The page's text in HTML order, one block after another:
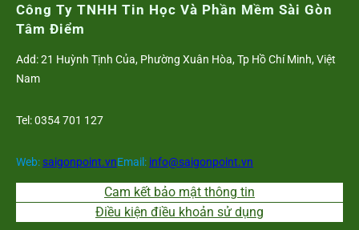
Công Ty TNHH Tin Học Và Phần Mềm Sài Gòn
Tâm Điểm
Add: 21 Huỳnh Tịnh Của, Phường Xuân Hòa, Tp Hồ Chí Minh, Việt
Nam
Tel: 0354 701 127
Web:saigonpoint.vnEmail: info@saigonpoint.vn
Cam kết bảo mật thông tin
Điều kiện điều khoản sử dụng